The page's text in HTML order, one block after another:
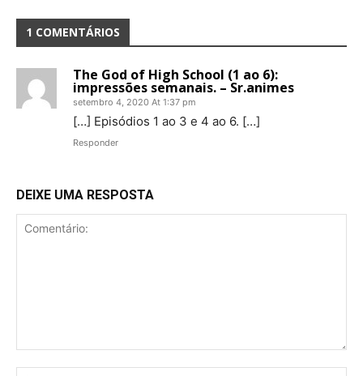
1 COMENTÁRIOS
The God of High School (1 ao 6):
impressões semanais. – Sr.animes
setembro 4, 2020 At 1:37 pm
[…] Episódios 1 ao 3 e 4 ao 6. […]
Responder
DEIXE UMA RESPOSTA